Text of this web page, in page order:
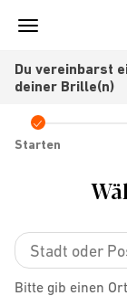
Skip
content
Du vereinbarst
deiner Brille(n)
Check
icon
Starten
Bitte gib einen